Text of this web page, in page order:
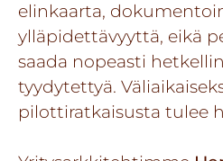
elinkaarta,
ylläpidettävyyttä, eikä
saada nopeasti
tyydytettyä.
pilottiratkaisusta tulee